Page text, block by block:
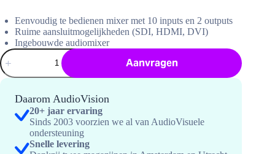
Eenvoudig te bedienen mixer met 10 inputs en 2 outputs
Ruime aansluitmogelijkheden (SDI, HDMI, DVI)
Ingebouwde audiomixer
AnalogWay
Saphyr
SPX450
Presentatieswitcher
hoeveelheid
Aanvragen
Daarom AudioVision
20+ jaar ervaring
Sinds 2003 voorzien we al van AudioVisuele
ondersteuning
Snelle levering